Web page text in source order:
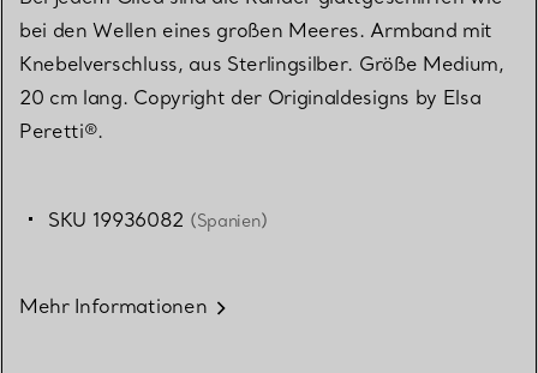
bei den Wellen eines großen Meeres. Armband mit
Knebelverschluss, aus Sterlingsilber. Größe Medium,
20 cm lang. Copyright der Originaldesigns by Elsa
Peretti®.
SKU 19936082 (Spanien)
Mehr Informationen